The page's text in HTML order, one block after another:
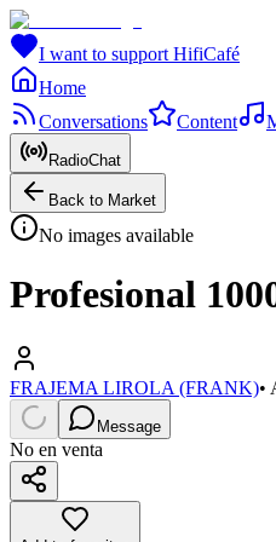
I want to support HifiCafé
Home
Conversations
Content
RadioChat
Back to Market
No images available
Profesional
FRAJEMA LIROLA (FRANK)•
Message
No en venta